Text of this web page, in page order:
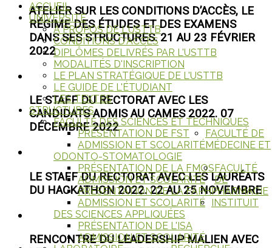
ACCUEIL
UNIVERSITÉ
A PROPOS DE L'USTTB
CONDITIONS D'ACCÈS
DIPLÔMES DELIVRÉS PAR L'USTTB
MODALITÉS D'INSCRIPTION
LE PLAN STRATÉGIQUE DE L'USTTB
LE GUIDE DE L'ÉTUDIANT
LES TEXTES
STRUCTURES
FACULTÉ DES SCIENCES ET TECHNIQUES
PRÉSENTATION DE FST
ADMISSION ET SCOLARITÉ
FACULTÉ DE
MÉDECINE ET
ODONTO-STOMATOLOGIE
PRÉSENTATION DE LA FMOS
ADMISSION ET SCOLARITÉ
FACULTÉ
DE
PHARMACIE
PRÉSENTATION DE LA FAPH
ADMISSION ET SCOLARITÉ
INSTITUIT
DES SCIENCES APPLIQUÉES
PRÉSENTATION DE L'ISA
ADMISSION ET SCOLARITÉ
ATELIER SUR LES CONDITIONS D’ACCÈS, LE
RÉGIME DES ÉTUDES ET DES EXAMENS
DANS SES STRUCTURES. 21 AU 23 FÉVRIER
2022
LE STAFF DU RECTORAT AVEC LES
CANDIDATS ADMIS AU CAMES 2022. 07
DÉCEMBRE 2022
LE STAFF DU RECTORAT AVEC LES LAURÉATS
DU HACKATHON 2022. 22 AU 25 NOVEMBRE
RENCONTRE DU LEADERSHIP MALIEN AVEC